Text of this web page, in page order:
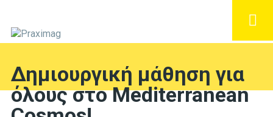
Δημιουργική μάθηση για
όλους στο Mediterranean